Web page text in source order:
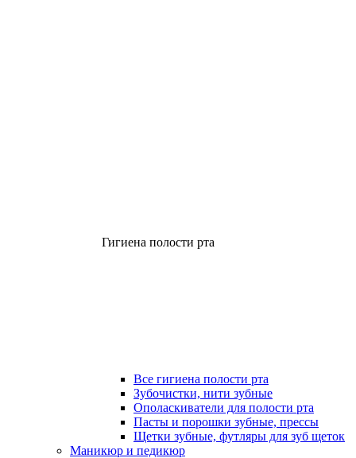
Гигиена полости рта
Все гигиена полости рта
Зубочистки, нити зубные
Ополаскиватели для полости рта
Пасты и порошки зубные, прессы
Щетки зубные, футляры для зуб щеток
Маникюр и педикюр